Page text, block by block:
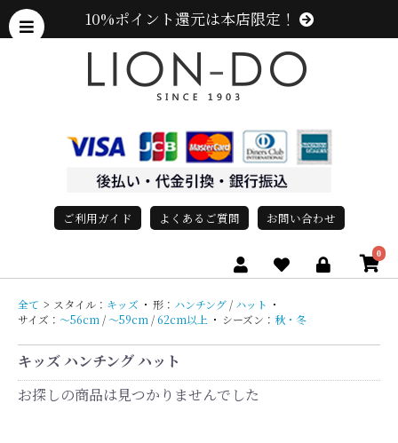
10%ポイント還元は本店限定！
ご利用ガイド よくあるご質問 お問い合わせ
0
全て > スタイル： キッズ ・ 形： ハンチング / ハット ・
サイズ： 〜56cm /〜59cm /62cm以上 ・ シーズン： 秋・冬
キッズ ハンチング ハット
お探しの商品は見つかりませんでした